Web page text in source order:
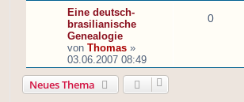
Eine deutsch-
brasilianische
Genealogie
von Thomas »
03.06.2007 08:49
0
Neues Thema